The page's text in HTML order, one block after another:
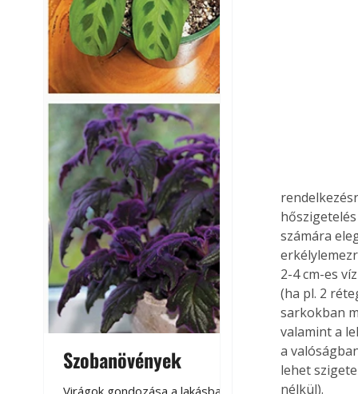
Szobanövények
Virágoskert:
teraszon,
számára
2-4 cm-es
(ha pl. 2
sarkokban
valamint a
a
lehet
nélkül).